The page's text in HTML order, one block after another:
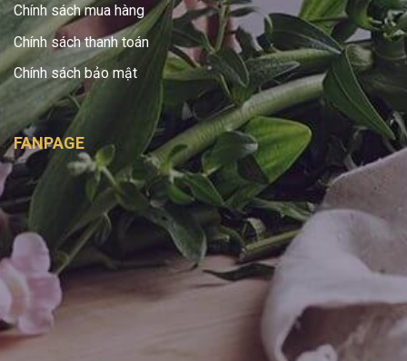
Chính sách mua hàng
Chính sách thanh toán
Chính sách bảo mật
FANPAGE